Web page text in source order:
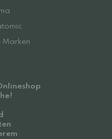
Marken